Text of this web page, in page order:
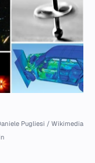
Pugliesi / Wikimedia